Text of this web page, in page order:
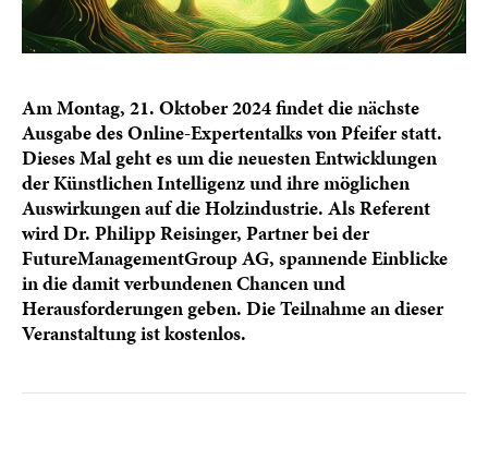
Am Montag, 21. Oktober 2024 findet die nächste
Ausgabe des Online-Expertentalks von Pfeifer statt.
Dieses Mal geht es um die neuesten Entwicklungen
der Künstlichen Intelligenz und ihre möglichen
Auswirkungen auf die Holzindustrie. Als Referent
wird Dr. Philipp Reisinger, Partner bei der
FutureManagementGroup AG, spannende Einblicke
in die damit verbundenen Chancen und
Herausforderungen geben. Die Teilnahme an dieser
Veranstaltung ist kostenlos.